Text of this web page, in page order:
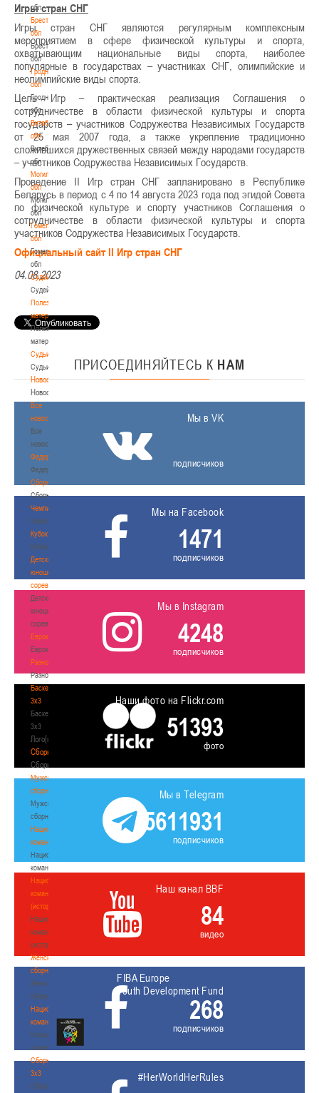
обл
Брестская
обл
Брестская
обл
Гродненская
обл
Гродненская
обл
Витебская
обл
Витебская
обл
Могилевская
обл
Могилевская
обл
Гомельская
обл
Гомельская
обл
Судейство
Судейство
Полезные
материалы
Полезные
материалы
Судьи
Судьи
Новости
Новости
Все
новости
Все
новости
Федерация
Федерация
Сборные
Сборные
Чемпионат
Чемпионат
Кубок
Кубок
Детско-
юношеские
соревнования
Детско-
юношеские
соревнования
Еврокубки
Еврокубки
Разное
Разное
Баскетбол
3х3
Баскетбол
3х3
Лого[modid=121]
Сборные
Сборные
Мужские
сборные
Мужские
сборные
Национальная
команда
Национальная
команда
Национальная
команда
(история)
Национальная
команда
(история)
Женские
сборные
Женские
сборные
Национальная
команда
Национальная
команда
Сборные
3х3
Сборные
Игры стран СНГ
Игры стран СНГ являются регулярным комплексным
мероприятием в сфере физической культуры и спорта,
охватывающим национальные виды спорта, наиболее
популярные в государствах – участниках СНГ, олимпийские и
неолимпийские виды спорта.
Цель Игр – практическая реализация Соглашения о
сотрудничестве в области физической культуры и спорта
государств – участников Содружества Независимых Государств
от 25 мая 2007 года, а также укрепление традиционно
сложившихся дружественных связей между народами государств
– участников Содружества Независимых Государств.
Проведение II Игр стран СНГ запланировано в Республике
Беларусь в период с 4 по 14 августа 2023 года под эгидой Совета
по физической культуре и спорту участников Соглашения о
сотрудничестве в области физической культуры и спорта
участников Содружества Независимых Государств.
Официальный сайт II Игр стран СНГ
04.08.2023
ПРИСОЕДИНЯЙТЕСЬ К НАМ
Мы в VK
подписчиков
Мы на Facebook
1471
подписчиков
Мы в Instagram
4248
подписчиков
Наши фото на Flickr.com
51393
фото
Мы в Telegram
5611931
подписчиков
Наш канал BBF
84
видео
FIBA Europe
Youth Development Fund
268
подписчиков
#HerWorldHerRules